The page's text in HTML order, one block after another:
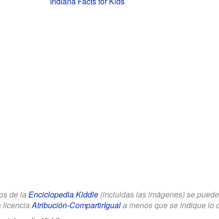
de la Enciclopedia Kiddle(incluidas las imágenes) se
licenciaAtribución-CompartirIguala menos que se indique lo